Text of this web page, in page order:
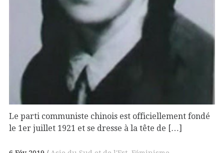
Le parti communiste chinois est officiellement fondé
le 1er juillet 1921 et se dresse à la tête de […]